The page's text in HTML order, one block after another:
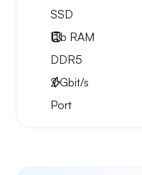
SSD
1Tb RAM
DDR5
2Gbit/s
Port